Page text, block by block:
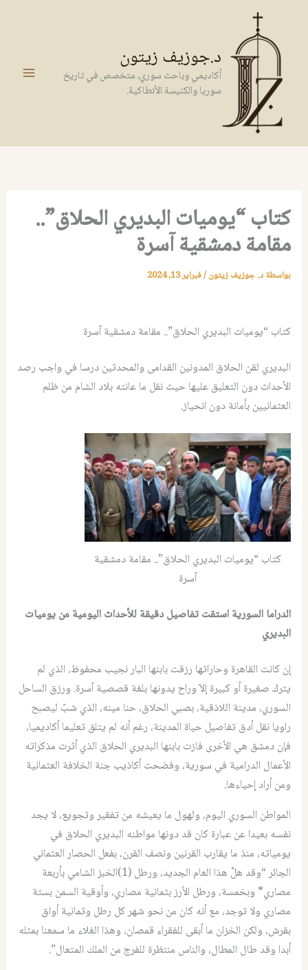
المحتوى
د.جوزيف زيتون
أكاديمي وباحث سوري، متخصص في تاريخ
سوريا والكنيسة الأنطاكية.
كتاب “يوميات البديري الحلاق”..
مقامة دمشقية آسرة
بواسطةد. جوزيف زيتون/فبراير 13, 2024
كتاب “يوميات البديري الحلاق”.. مقامة دمشقية آسرة
البديري لقن الحلاق المدونين القدامى والمحدثين درسا في واجب رصد
الأحداث دون التعليق عليها حيث نقل ما عانته بلاد الشام من ظلم
العثمانيين بأمانة دون انحياز.
كتاب “يوميات البديري الحلاق”.. مقامة دمشقية
آسرة
الدراما السورية استقت تفاصيل دقيقة للأحداث اليومية من يوميات
البديري
إن كانت القاهرة وحاراتها رزقت بابنها البار نجيب محفوظ، الذي لم
يترك صغيرة أو كبيرة إلاّ وراح يدونها بلغة قصصية آسرة. ورزق الساحل
السوري، مدينة اللاذقية، بصبي الحلاق، حنا مينه، الذي شبّ ليصبح
راويا نقل أدق تفاصيل حياة المدينة، رغم أنه لم يتلق تعليما أكاديميا،
فإن دمشق هي الأخرى فازت بابنها البديري الحلاق الذي أثرت مذكراته
الأعمال الدرامية في سورية، وفضحت أكاذيب جنة الخلافة العثمانية
ومن أراد إحياءها.
المواطن السوري اليوم، ولهول ما يعيشه من تفقير وتجويع، لا يجد
نفسه بعيدا عن عبارة كان قد دونها مواطنه البديري الحلاق في
يومياته، منذ ما يقارب القرنين ونصف القرن، بفعل الحصار العثماني
الجائر “وقد هلَّ هذا العام الجديد، ورطل (1)الخبز الشامي بأربعة
مصاري* وبخمسة، ورطل الأرز بثمانية مصاري، وأوقية السمن بستة
مصاري ولا توجد، مع أنه كان من نحو شهر كل رطل وثمانية أواق
بقرش، ولكن الخزان ما أبقى للفقراء قمصان، وهذا الغلاء ما سمعنا بمثله
أبدا وقد طال المطال، والناس منتظرة للفرج من الملك المتعال”.